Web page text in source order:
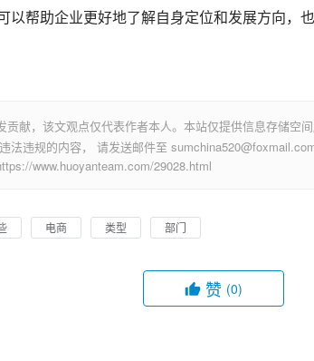
以帮助企业更好地了解自身定位和发展方向，
贡献，该文观点仅代表作者本人。本站仅提供信息存储空
法违规的内容， 请发送邮件至
www.huoyanteam.com/29028.html
电商 类型 部门
赞 (0)